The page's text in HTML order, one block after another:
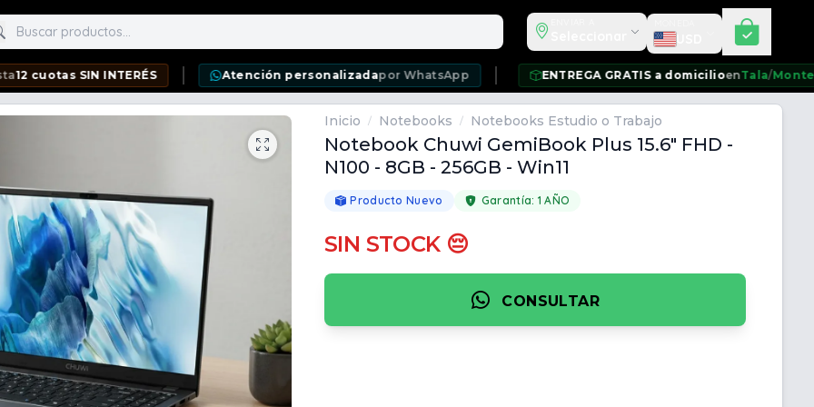
productos Seleccionar moneda
USD
SIN INTERÉS Atención personalizadapor WhatsApp ENTREGA GRATIS a domicilio enTala/ Montevideo/
Inicio / Notebooks / Notebooks Estudio o Trabajo
Notebook Chuwi GemiBook Plus 15.6" FHD -
N100 - 8GB - 256GB - Win11
Producto Nuevo Garantía: 1 AÑO
SIN STOCK 😔
CONSULTAR